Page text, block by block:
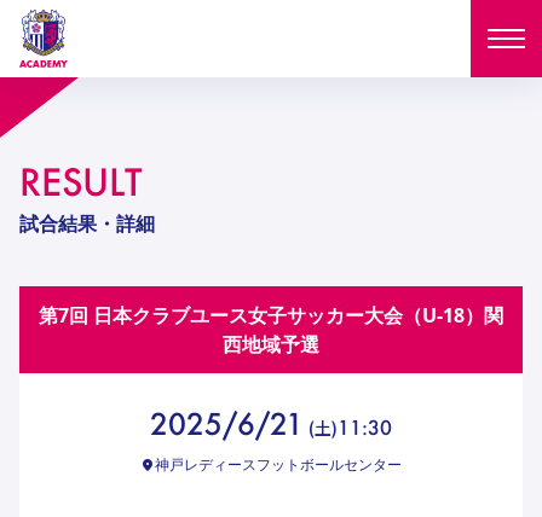
ニュース
U-18 U-15
ガールズU-18
試合日程
MATCH
試合日程
和歌山U-15
PLAYERS
U-15
RESULT
試合結果・詳細
第7回 日本クラブユース女子サッカー大会（U-18）関
西地域予選
2025/6/21 (土)11:30
神戸レディースフットボールセンター